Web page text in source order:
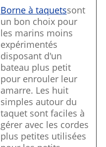
Borne à taquetssont
un bon choix pour
les marins moins
expérimentés
disposant d'un
bateau plus petit
pour enrouler leur
amarre. Les huit
simples autour du
taquet sont faciles à
gérer avec les cordes
plus petites utilisées